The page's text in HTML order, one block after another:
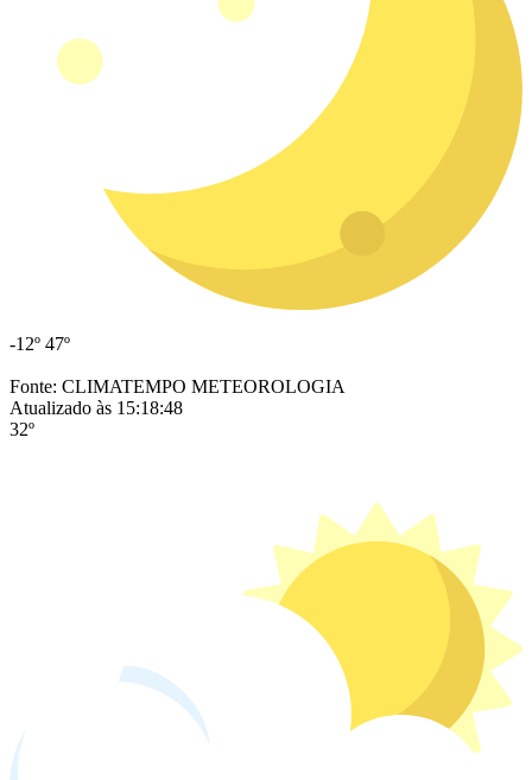
-12º 47º
Fonte: CLIMATEMPO METEOROLOGIA
Atualizado às 15:18:48
32º